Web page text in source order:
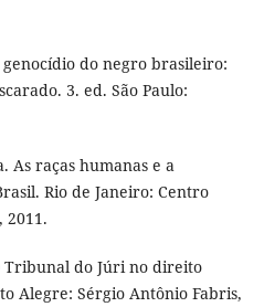
genocídio do negro brasileiro:
3. ed. São Paulo:
As raças humanas e a
Rio de Janeiro: Centro
2011.
Tribunal do Júri no direito
Alegre: Sérgio Antônio Fabris,